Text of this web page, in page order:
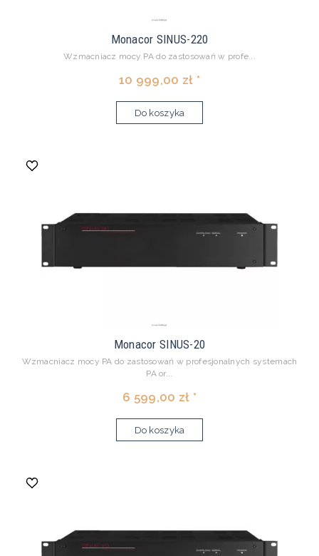
Monacor SINUS-220
Wzmacniacz mocy PA do zastosowań w profe...
10 999,00 zł *
Do koszyka
Monacor SINUS-20
Wzmacniacz mocy PA do zastosowań w profesjonalnych systemach
PA or...
6 599,00 zł *
Do koszyka